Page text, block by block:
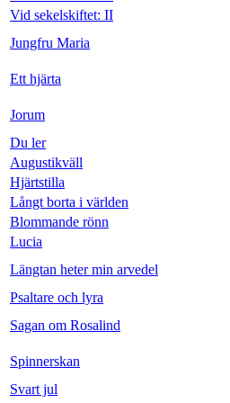
Vid sekelskiftet: II
Jungfru Maria
Ett hjärta
Jorum
Du ler
Augustikväll
Hjärtstilla
Långt borta i världen
Blommande rönn
Lucia
Längtan heter min arvedel
Psaltare och lyra
Sagan om Rosalind
Spinnerskan
Svart jul